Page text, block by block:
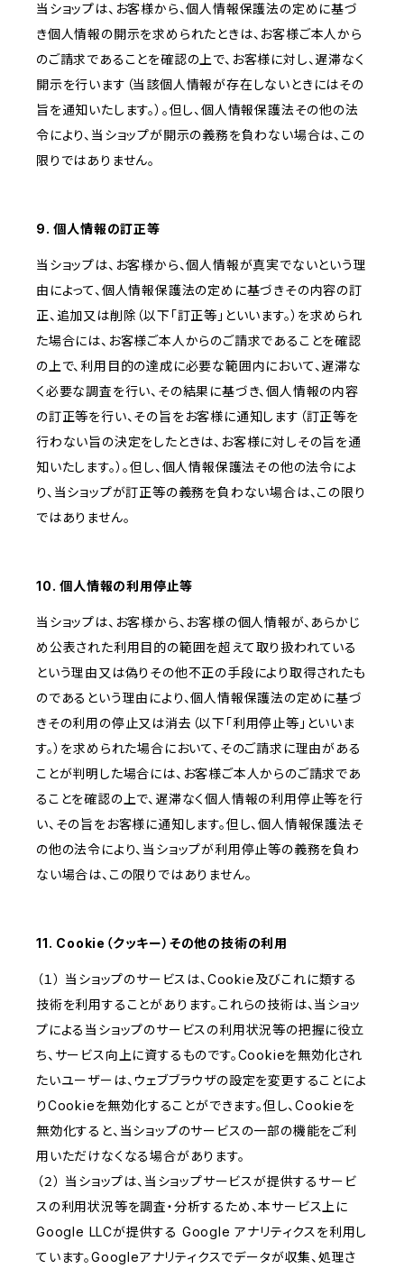
当ショップは、お客様から、個人情報保護法の定めに基づ
き個人情報の開示を求められたときは、お客様ご本人から
のご請求であることを確認の上で、お客様に対し、遅滞なく
開示を行います（当該個人情報が存在しないときにはその
旨を通知いたします。）。但し、個人情報保護法その他の法
令により、当ショップが開示の義務を負わない場合は、この
限りではありません。
9. 個人情報の訂正等
当ショップは、お客様から、個人情報が真実でないという理
由によって、個人情報保護法の定めに基づきその内容の訂
正、追加又は削除（以下「訂正等」といいます。）を求められ
た場合には、お客様ご本人からのご請求であることを確認
の上で、利用目的の達成に必要な範囲内において、遅滞な
く必要な調査を行い、その結果に基づき、個人情報の内容
の訂正等を行い、その旨をお客様に通知します（訂正等を
行わない旨の決定をしたときは、お客様に対しその旨を通
知いたします。）。但し、個人情報保護法その他の法令によ
り、当ショップが訂正等の義務を負わない場合は、この限り
ではありません。
10. 個人情報の利用停止等
当ショップは、お客様から、お客様の個人情報が、あらかじ
め公表された利用目的の範囲を超えて取り扱われている
という理由又は偽りその他不正の手段により取得されたも
のであるという理由により、個人情報保護法の定めに基づ
きその利用の停止又は消去（以下「利用停止等」といいま
す。）を求められた場合において、そのご請求に理由がある
ことが判明した場合には、お客様ご本人からのご請求であ
ることを確認の上で、遅滞なく個人情報の利用停止等を行
い、その旨をお客様に通知します。但し、個人情報保護法そ
の他の法令により、当ショップが利用停止等の義務を負わ
ない場合は、この限りではありません。
11. Cookie（クッキー）その他の技術の利用
（１） 当ショップのサービスは、Cookie及びこれに類する
技術を利用することがあります。これらの技術は、当ショッ
プによる当ショップのサービスの利用状況等の把握に役立
ち、サービス向上に資するものです。Cookieを無効化され
たいユーザーは、ウェブブラウザの設定を変更することによ
りCookieを無効化することができます。但し、Cookieを
無効化すると、当ショップのサービスの一部の機能をご利
用いただけなくなる場合があります。
（２） 当ショップは、当ショップサービスが提供するサービ
スの利用状況等を調査・分析するため、本サービス上に
Google LLCが提供する Google アナリティクスを利用し
ています。Googleアナリティクスでデータが収集、処理さ